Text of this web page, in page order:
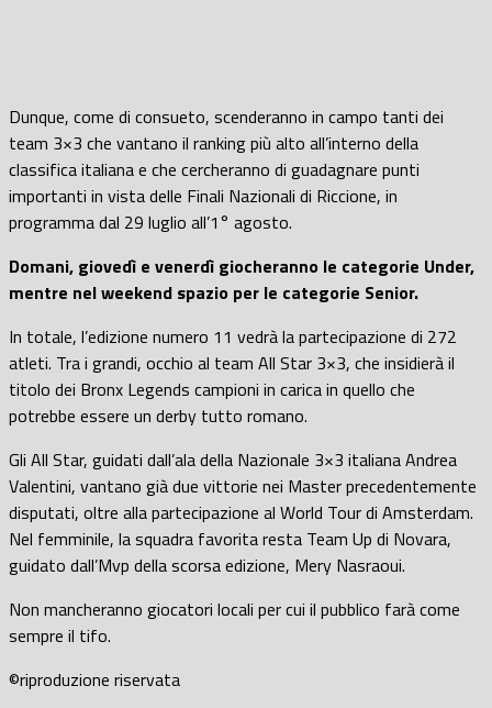
Dunque, come di consueto, scenderanno in campo tanti dei
team 3×3 che vantano il ranking più alto all’interno della
classifica italiana e che cercheranno di guadagnare punti
importanti in vista delle Finali Nazionali di Riccione, in
programma dal 29 luglio all’1° agosto.
Domani, giovedì e venerdì giocheranno le categorie Under,
mentre nel weekend spazio per le categorie Senior.
In totale, l’edizione numero 11 vedrà la partecipazione di 272
atleti. Tra i grandi, occhio al team All Star 3×3, che insidierà il
titolo dei Bronx Legends campioni in carica in quello che
potrebbe essere un derby tutto romano.
Gli All Star, guidati dall’ala della Nazionale 3×3 italiana Andrea
Valentini, vantano già due vittorie nei Master precedentemente
disputati, oltre alla partecipazione al World Tour di Amsterdam.
Nel femminile, la squadra favorita resta Team Up di Novara,
guidato dall’Mvp della scorsa edizione, Mery Nasraoui.
Non mancheranno giocatori locali per cui il pubblico farà come
sempre il tifo.
©riproduzione riservata